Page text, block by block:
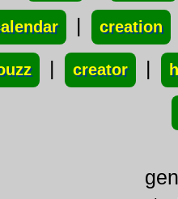
| creation
| creator |